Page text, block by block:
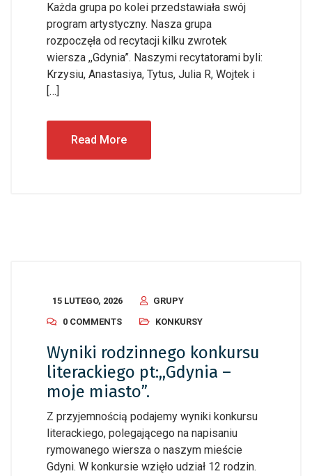
Każda grupa po kolei przedstawiała swój
program artystyczny. Nasza grupa
rozpoczęła od recytacji kilku zwrotek
wiersza ,,Gdynia”. Naszymi recytatorami byli:
Krzysiu, Anastasiya, Tytus, Julia R, Wojtek i
[…]
Read More
15 LUTEGO, 2026
GRUPY
0 COMMENTS
KONKURSY
Wyniki rodzinnego konkursu
literackiego pt:,,Gdynia –
moje miasto”.
Z przyjemnością podajemy wyniki konkursu
literackiego, polegającego na napisaniu
rymowanego wiersza o naszym mieście
Gdyni. W konkursie wzięło udział 12 rodzin.